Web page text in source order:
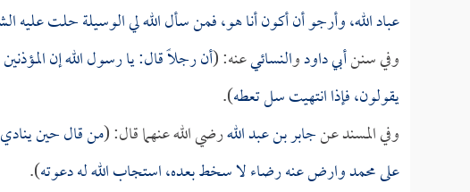
عباد الله، وأرجو أن أكون أنا هو، فمن سأل الله لي الوسيلة حلت عليه
وفي سننأبي داودوالنسائيعنه: (أن رجلاً قال: يا رسول الله إن
يقولون، فإذا انتهيت سل تعطه).
وفي المسند عنجابر بن عبد اللهرضي الله عنهما قال: (من قال حين
على محمد وارض عنه رضاء لا سخط بعده، استجاب الله له دعوته).